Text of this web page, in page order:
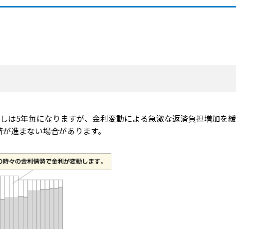
は5年毎になりますが、金利変動による急激な返済負担増加を緩
進まない場合があります。